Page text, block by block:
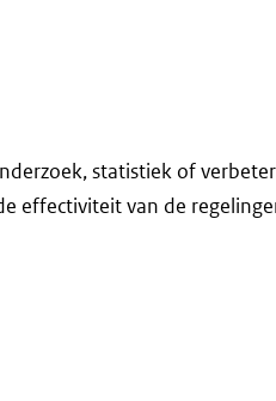
statistiek of
effectiviteit van de